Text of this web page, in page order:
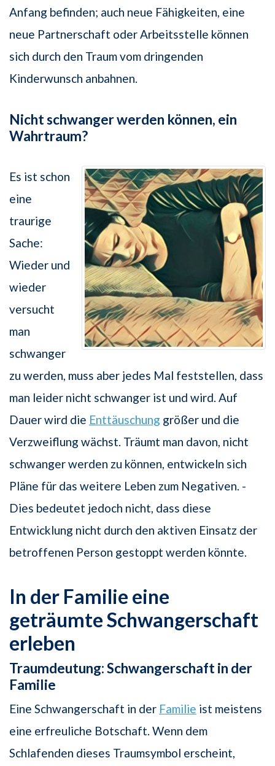
Anfang befinden; auch neue Fähigkeiten, eine
neue Partnerschaft oder Arbeitsstelle können
sich durch den Traum vom dringenden
Kinderwunsch anbahnen.
Nicht schwanger werden können, ein
Wahrtraum?
Es ist schon
eine
traurige
Sache:
Wieder und
wieder
versucht
man
schwanger
zu werden, muss aber jedes Mal feststellen, dass
man leider nicht schwanger ist und wird. Auf
Dauer wird die Enttäuschung größer und die
Verzweiflung wächst. Träumt man davon, nicht
schwanger werden zu können, entwickeln sich
Pläne für das weitere Leben zum Negativen. -
Dies bedeutet jedoch nicht, dass diese
Entwicklung nicht durch den aktiven Einsatz der
betroffenen Person gestoppt werden könnte.
In der Familie eine
geträumte Schwangerschaft
erleben
Traumdeutung: Schwangerschaft in der
Familie
Eine Schwangerschaft in der Familie ist meistens
eine erfreuliche Botschaft. Wenn dem
Schlafenden dieses Traumsymbol erscheint,